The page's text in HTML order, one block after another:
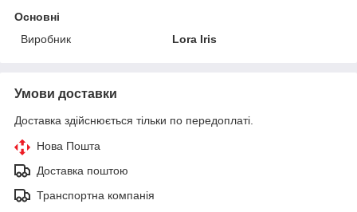
Основні
Виробник
Lora Iris
Умови доставки
Доставка здійснюється тільки по передоплаті.
Нова Пошта
Доставка поштою
Транспортна компанія